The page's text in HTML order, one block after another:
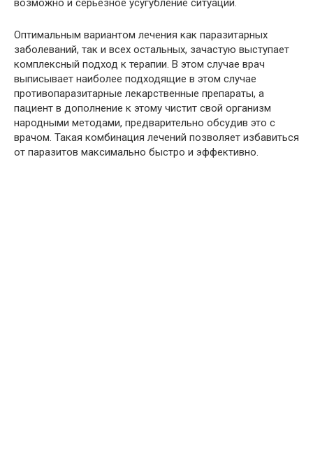
возможно и серьезное усугубление ситуации.
Оптимальным вариантом лечения как паразитарных
заболеваний, так и всех остальных, зачастую выступает
комплексный подход к терапии. В этом случае врач
выписывает наиболее подходящие в этом случае
противопаразитарные лекарственные препараты, а
пациент в дополнение к этому чистит свой организм
народными методами, предварительно обсудив это с
врачом. Такая комбинация лечений позволяет избавиться
от паразитов максимально быстро и эффективно.